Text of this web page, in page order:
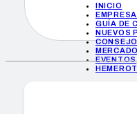
INICIO
GUÍA DE
NUEVOS
EVENTOS